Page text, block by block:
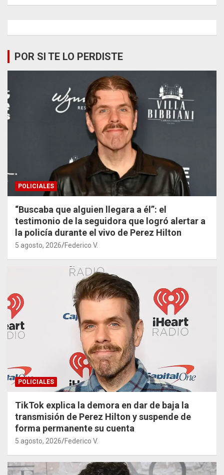
POR SI TE LO PERDISTE
POLICIALES
“Buscaba que alguien llegara a él”: el
testimonio de la seguidora que logró alertar a
la policía durante el vivo de Perez Hilton
5 agosto, 2026 Federico V.
POLICIALES
TikTok explica la demora en dar de baja la
transmisión de Perez Hilton y suspende de
forma permanente su cuenta
5 agosto, 2026 Federico V.